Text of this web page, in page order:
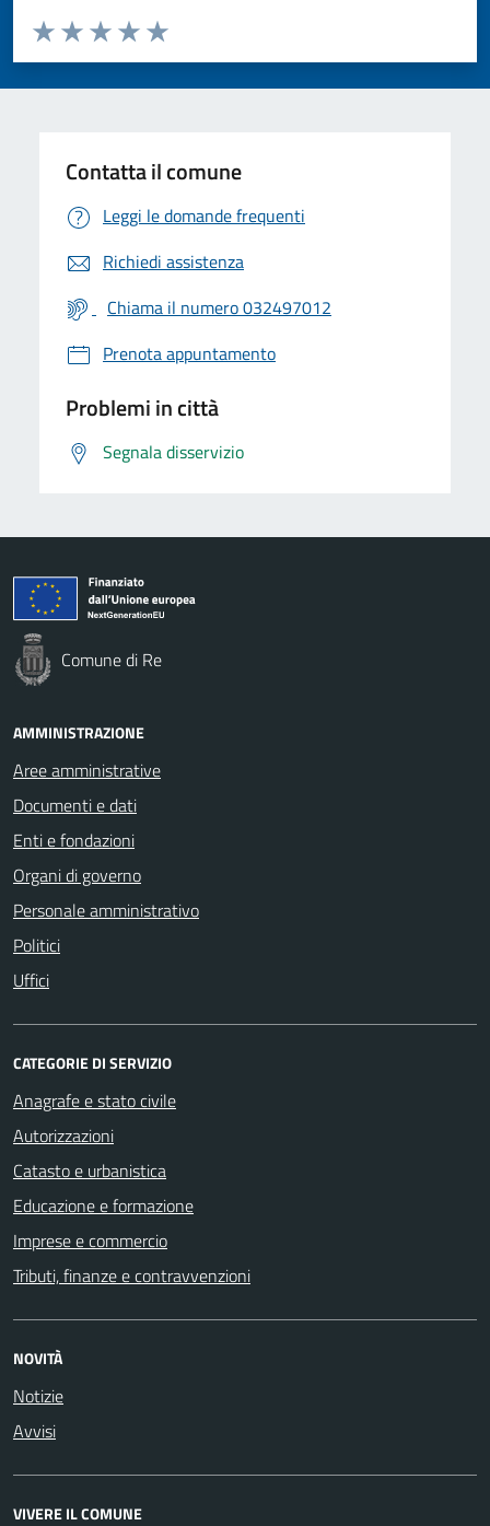
Valuta da 1 a 5 stelle la pagina
Valuta 5 stelle su 5
Valuta 4 stelle su 5
Valuta 3 stelle su 5
Valuta 2 stelle su 5
Valuta 1 stelle su 5
Contatta il comune
Leggi le domande frequenti
Richiedi assistenza
Chiama il numero 032497012
Prenota appuntamento
Problemi in città
Segnala disservizio
Comune di Re
AMMINISTRAZIONE
Aree amministrative
Documenti e dati
Enti e fondazioni
Organi di governo
Personale amministrativo
Politici
Uffici
CATEGORIE DI SERVIZIO
Anagrafe e stato civile
Autorizzazioni
Catasto e urbanistica
Educazione e formazione
Imprese e commercio
Tributi, finanze e contravvenzioni
NOVITÀ
Notizie
Avvisi
VIVERE IL COMUNE